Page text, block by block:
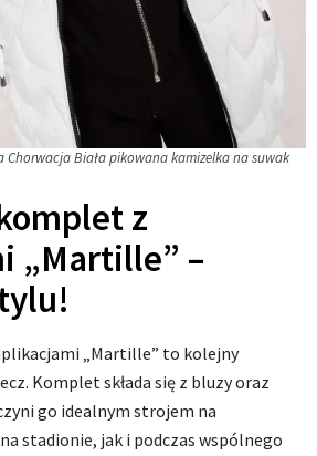
Chorwacja Biała pikowana kamizelka na suwak
z
„Martille” –
„Martille” to kolejny
Komplet składa się z bluzy oraz
go idealnym strojem na
stadionie, jak i podczas wspólnego